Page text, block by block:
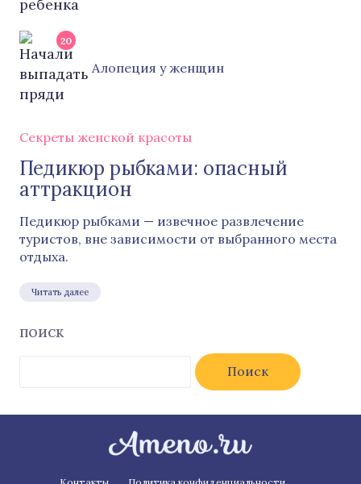
20
Алопеция у женщин
Секреты женской красоты
Педикюр рыбками: опасный
аттракцион
Педикюр рыбками — извечное развлечение
туристов, вне зависимости от выбранного места
отдыха.
Читать далее
ПОИСК
Контакты Политика конфиденциальности